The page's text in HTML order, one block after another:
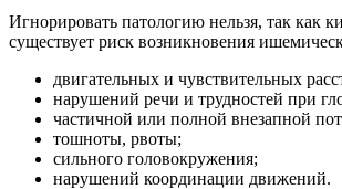
Игнорировать патологию нельзя, так как
существует риск возникновения
двигательных и чувствительных
нарушений речи и трудностей при
частичной или полной внезапной
тошноты, рвоты;
сильного головокружения;
нарушений координации движений.